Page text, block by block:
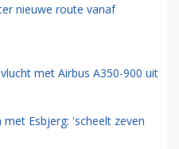
nieuwe route vanaf
met Airbus A350-900 uit
Esbjerg: 'scheelt zeven